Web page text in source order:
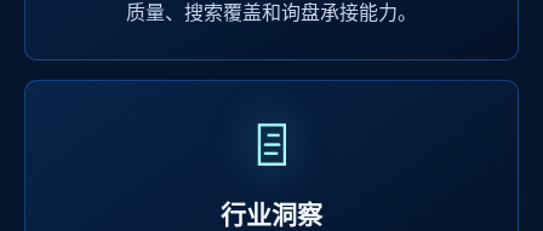
质量、搜索覆盖和询盘承接能力。
行业洞察